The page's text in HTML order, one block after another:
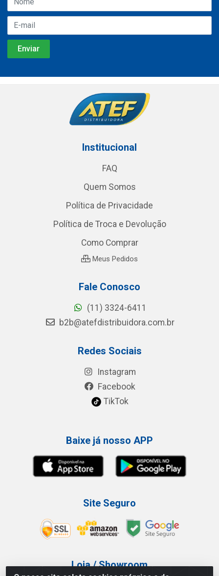
Institucional
FAQ
Quem Somos
Política de Privacidade
Política de Troca e Devolução
Como Comprar
Meus Pedidos
Fale Conosco
(11) 3324-6411
b2b@atefdistribuidora.com.br
Redes Sociais
Instagram
Facebook
TikTok
Baixe já nosso APP
Site Seguro
Loja / Showroom